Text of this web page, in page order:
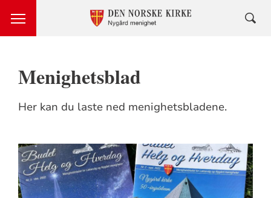
Menighetsblad
Her kan du laste ned menighetsbladene.